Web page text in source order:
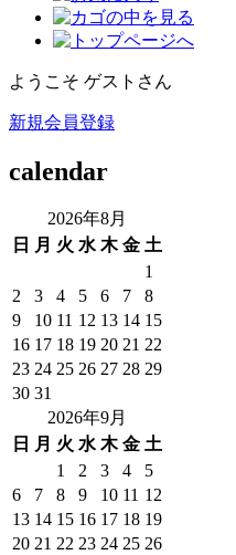
ようこそ ゲストさん
新規会員登録
calendar
2026年8月
日 月 火 水 木 金 土
1
2
3 4 5 6 7
8
9
10 11 12 13 14 15
16 17 18 19 20 21 22
23 24 25 26 27 28 29
30 31
2026年9月
日 月 火 水 木 金 土
1
2 3 4
5
6
7 8 9 10 11 12
13 14 15 16 17 18 19
20 21 22 23 24 25 26